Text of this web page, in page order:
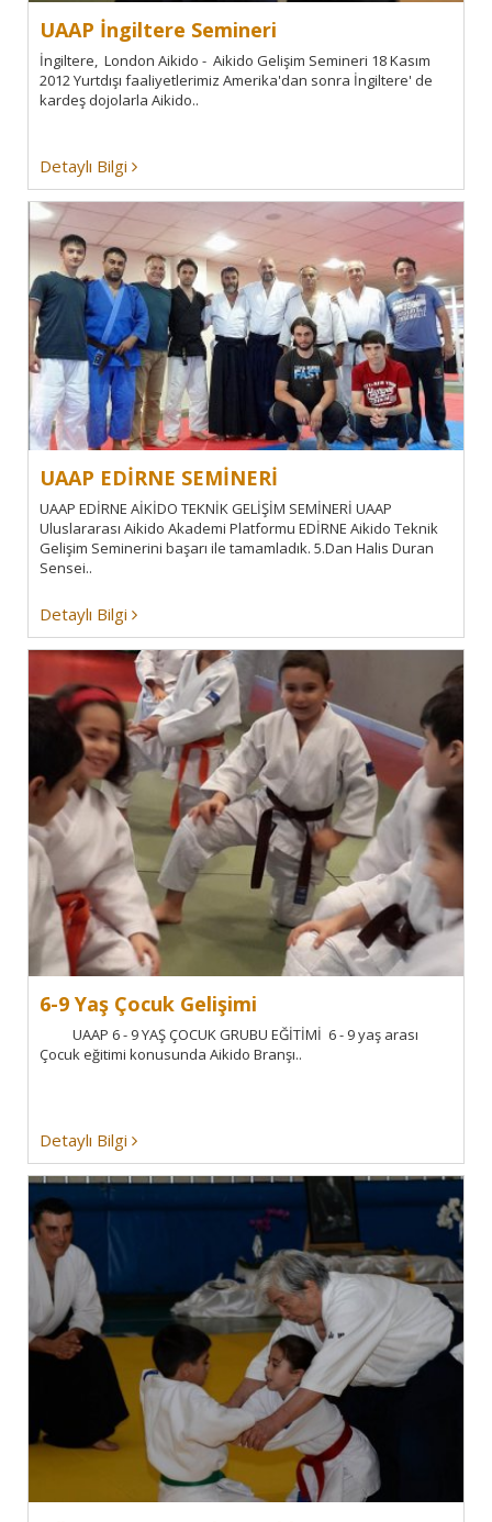
UAAP İngiltere Semineri
İngiltere, London Aikido - Aikido Gelişim Semineri 18 Kasım
2012 Yurtdışı faaliyetlerimiz Amerika'dan sonra İngiltere' de
kardeş dojolarla Aikido..
Detaylı Bilgi
UAAP EDİRNE SEMİNERİ
UAAP EDİRNE AİKİDO TEKNİK GELİŞİM SEMİNERİ UAAP
Uluslararası Aikido Akademi Platformu EDİRNE Aikido Teknik
Gelişim Seminerini başarı ile tamamladık. 5.Dan Halis Duran
Sensei..
Detaylı Bilgi
6-9 Yaş Çocuk Gelişimi
UAAP 6 - 9 YAŞ ÇOCUK GRUBU EĞİTİMİ 6 - 9 yaş arası
Çocuk eğitimi konusunda Aikido Branşı..
Detaylı Bilgi